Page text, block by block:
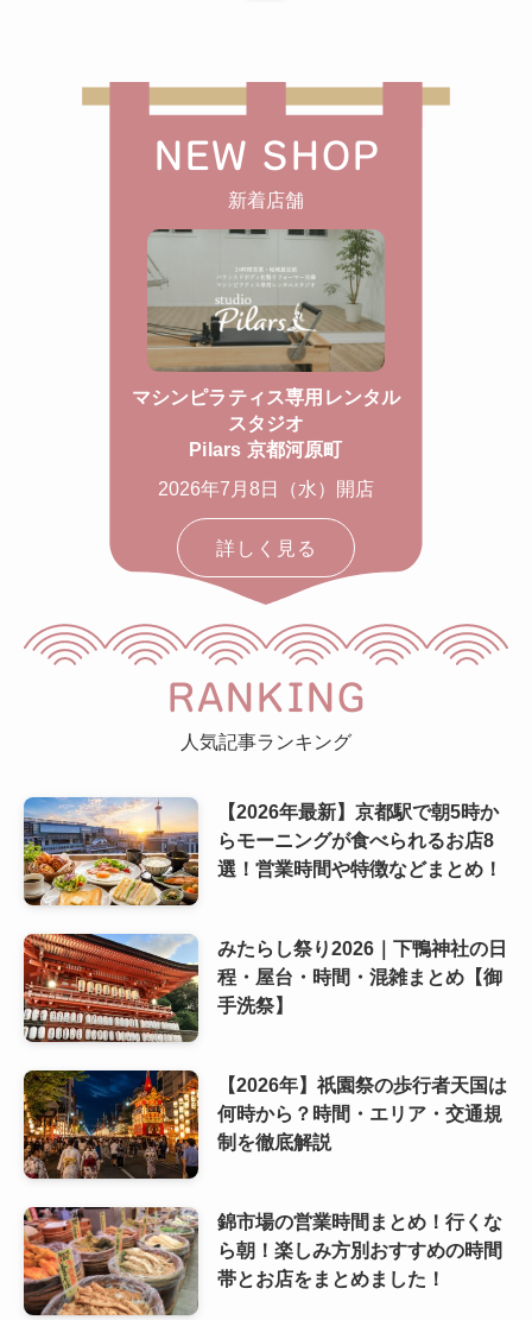
NEW SHOP
新着店舗
マシンピラティス専用レンタル
スタジオ
Pilars 京都河原町
2026年7月8日（水）開店
詳しく見る
RANKING
人気記事ランキング
【2026年最新】京都駅で朝5時か
らモーニングが食べられるお店8
選！営業時間や特徴などまとめ！
みたらし祭り2026｜下鴨神社の日
程・屋台・時間・混雑まとめ【御
手洗祭】
【2026年】祇園祭の歩行者天国は
何時から？時間・エリア・交通規
制を徹底解説
錦市場の営業時間まとめ！行くな
ら朝！楽しみ方別おすすめの時間
帯とお店をまとめました！